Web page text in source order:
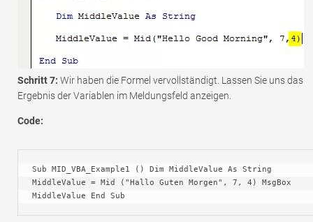
Schritt 7: Wir haben die Formel vervollständigt. Lassen Sie uns das
Ergebnis der Variablen im Meldungsfeld anzeigen.
Code:
Sub MID_VBA_Example1 () Dim MiddleValue As String
MiddleValue = Mid ("Hallo Guten Morgen", 7, 4) MsgBox
MiddleValue End Sub